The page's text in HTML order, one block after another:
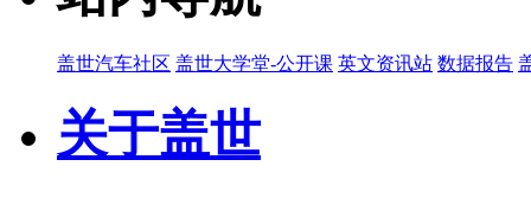
盖世汽车社区 盖世大学堂-公开课 英文资讯站 数据报告
关于盖世